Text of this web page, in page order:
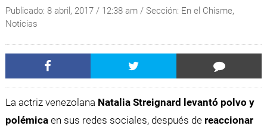
Publicado: 8 abril, 2017/ 12:38 am / Sección: En el Chisme,
Noticias
La actriz venezolana Natalia Streignard levantó polvo y
polémicaen sus redes sociales, después de reaccionar